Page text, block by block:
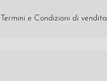
Termini e Condizioni di vendita